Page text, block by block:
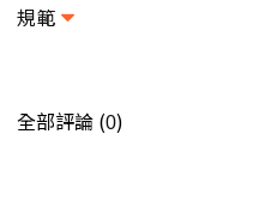
規範
全部評論 (0)